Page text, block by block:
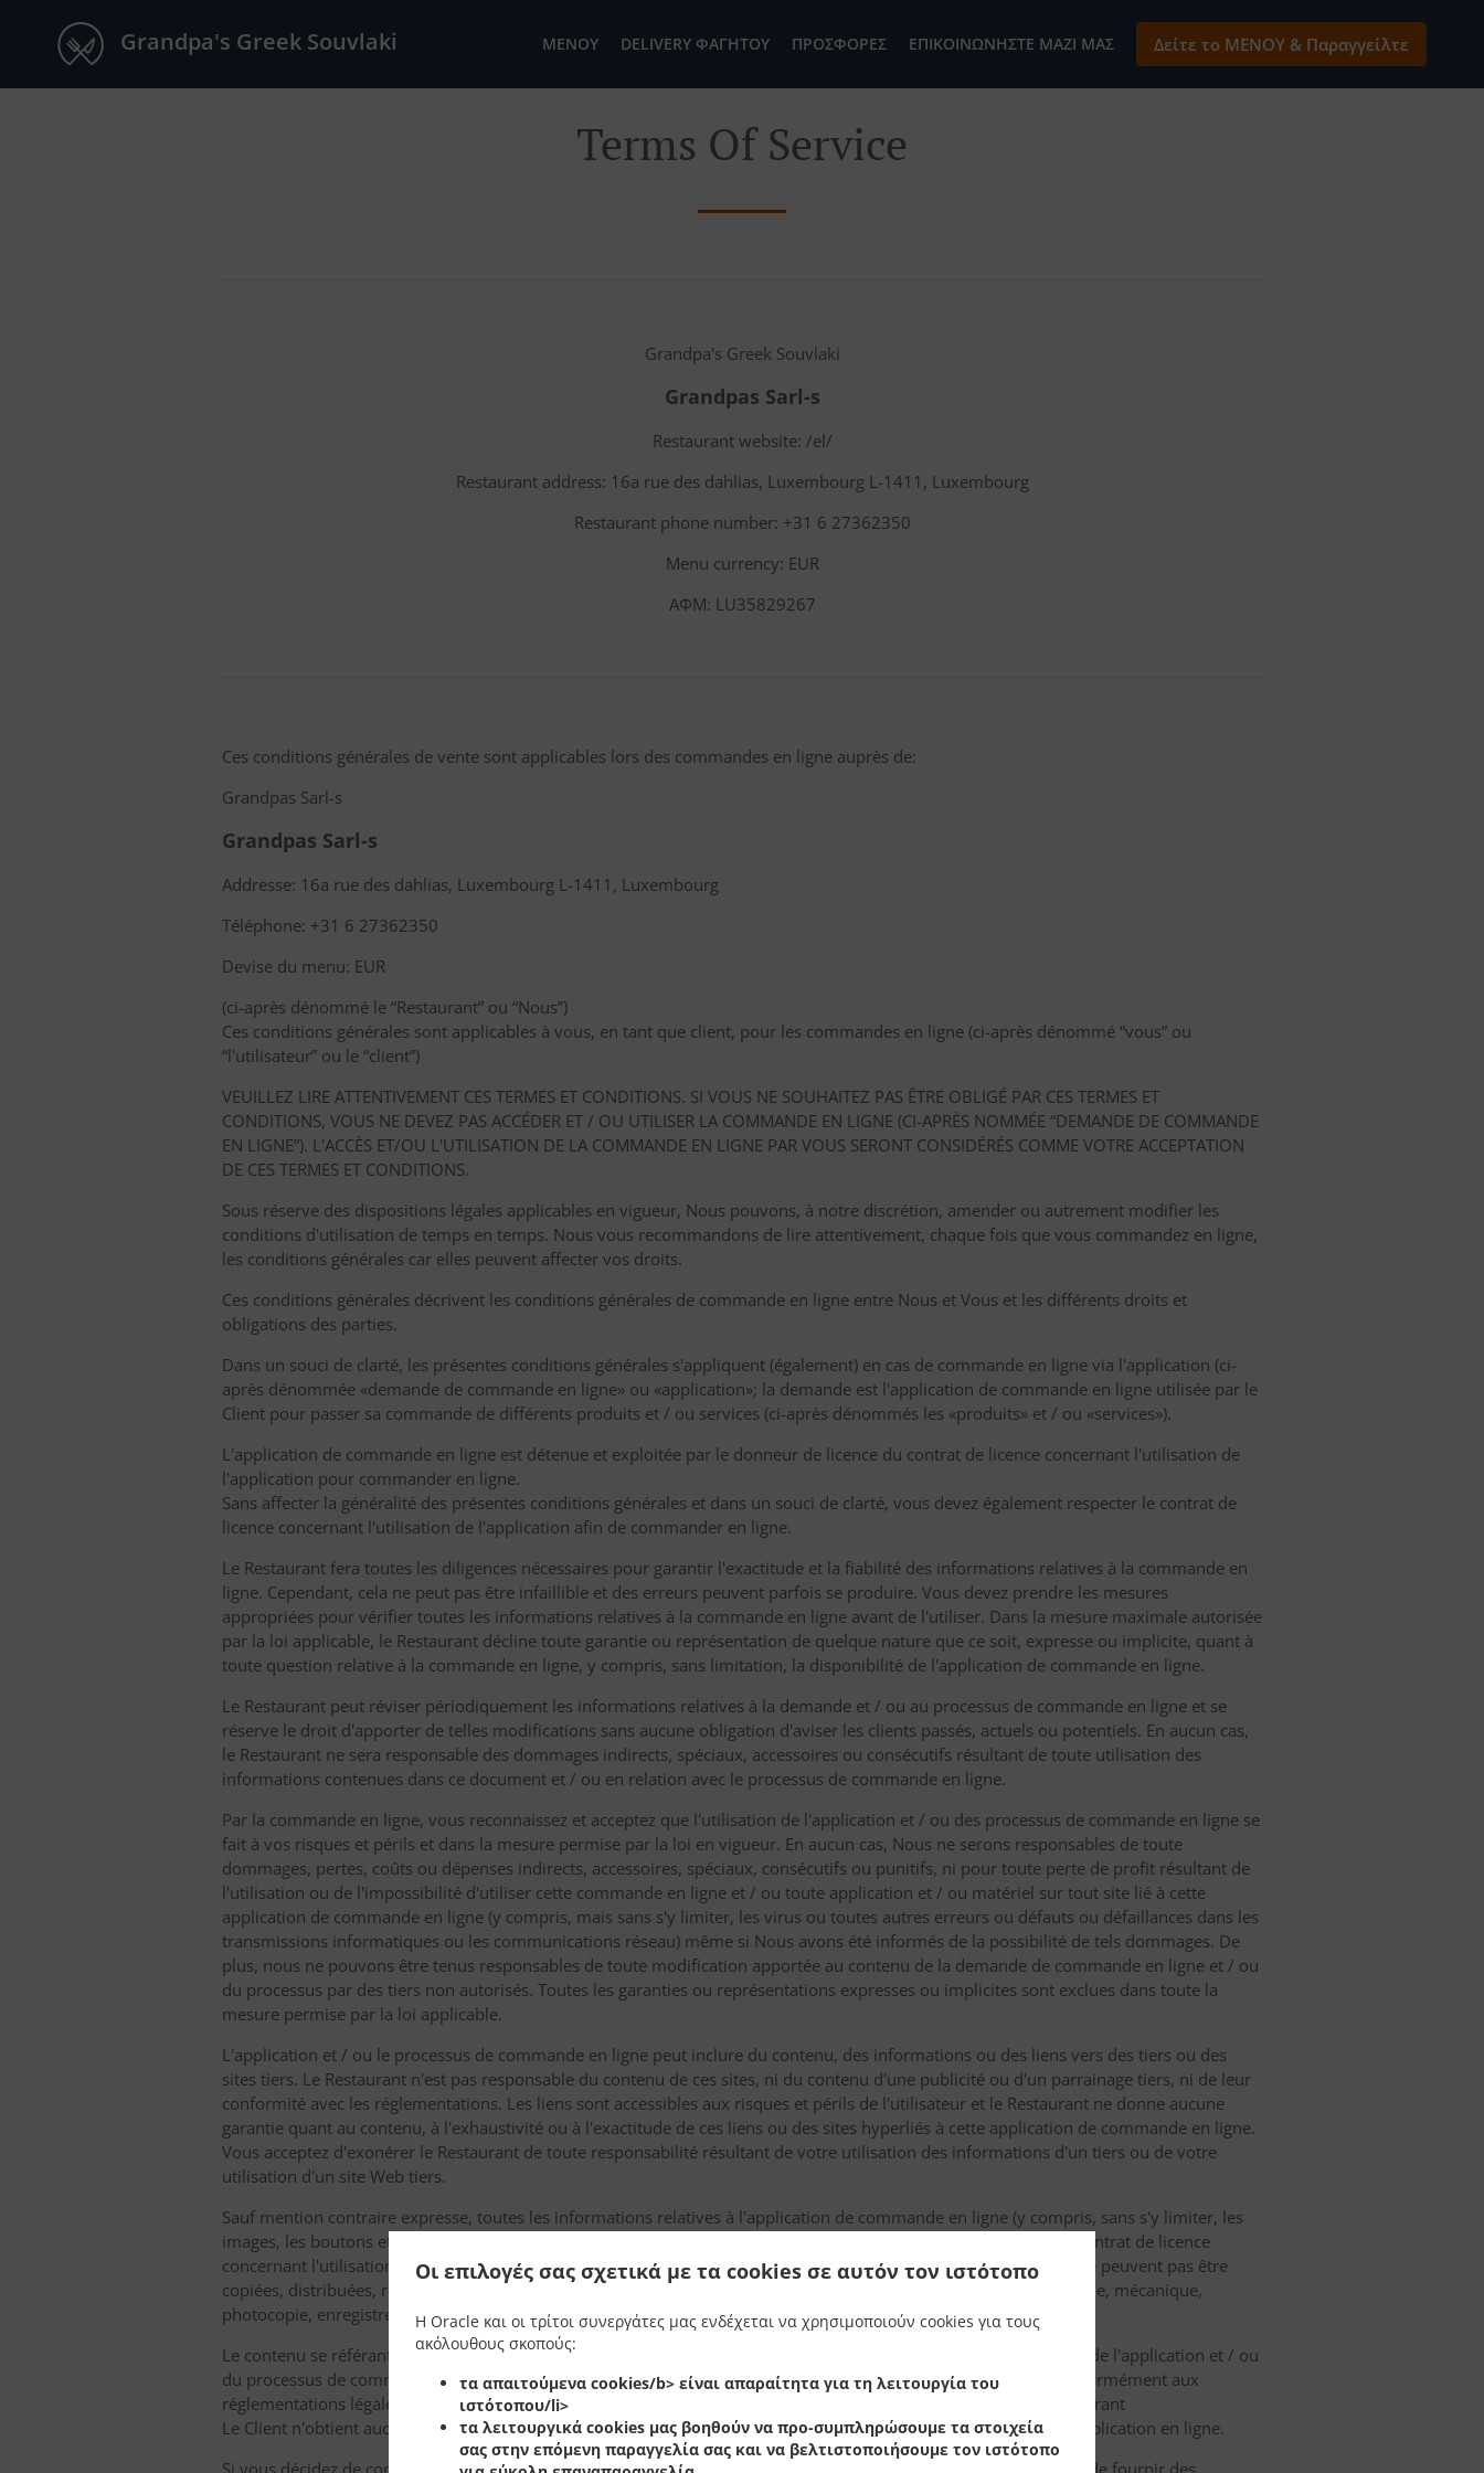
Οι επιλογές σας σχετικά με τα cookies σε αυτόν τον ιστότοπο
Η Oracle και οι τρίτοι συνεργάτες μας ενδέχεται να χρησιμοποιούν cookies για τους
ακόλουθους σκοπούς:
τα απαιτούμενα cookies/b> είναι απαραίτητα για τη λειτουργία του
ιστότοπου/li>
τα λειτουργικά cookies μας βοηθούν να προ-συμπληρώσουμε τα στοιχεία
σας στην επόμενη παραγγελία σας και να βελτιστοποιήσουμε τον ιστότοπο
Grandpa's Greek Souvlaki ΜΕΝΟΎ DELIVERY ΦΑΓΗΤΟΎ ΠΡΟΣΦΟΡΈΣ ΕΠΙΚΟΙΝΩΝΉΣΤΕ ΜΑΖΊ ΜΑΣ Δείτε το ΜΕΝΟΥ & Παραγγείλτε
Terms Of Service
Grandpa's Greek Souvlaki
Grandpas Sarl-s
Restaurant website: /el/
Restaurant address: 16a rue des dahlias, Luxembourg L-1411, Luxembourg
Restaurant phone number: +31 6 27362350
Menu currency: EUR
ΑΦΜ: LU35829267
Ces conditions générales de vente sont applicables lors des commandes en ligne auprès de:
Grandpas Sarl-s
Grandpas Sarl-s
Addresse: 16a rue des dahlias, Luxembourg L-1411, Luxembourg
Téléphone: +31 6 27362350
Devise du menu: EUR
(ci-après dénommé le “Restaurant” ou “Nous”)
Ces conditions générales sont applicables à vous, en tant que client, pour les commandes en ligne (ci-après dénommé “vous” ou
“l'utilisateur” ou le “client”)
VEUILLEZ LIRE ATTENTIVEMENT CES TERMES ET CONDITIONS. SI VOUS NE SOUHAITEZ PAS ÊTRE OBLIGÉ PAR CES TERMES ET
CONDITIONS, VOUS NE DEVEZ PAS ACCÉDER ET / OU UTILISER LA COMMANDE EN LIGNE (CI-APRÈS NOMMÉE “DEMANDE DE COMMANDE
EN LIGNE”). L'ACCÈS ET/OU L'UTILISATION DE LA COMMANDE EN LIGNE PAR VOUS SERONT CONSIDÉRÉS COMME VOTRE ACCEPTATION
DE CES TERMES ET CONDITIONS.
Sous réserve des dispositions légales applicables en vigueur, Nous pouvons, à notre discrétion, amender ou autrement modifier les
conditions d'utilisation de temps en temps. Nous vous recommandons de lire attentivement, chaque fois que vous commandez en ligne,
les conditions générales car elles peuvent affecter vos droits.
Ces conditions générales décrivent les conditions générales de commande en ligne entre Nous et Vous et les différents droits et
obligations des parties.
Dans un souci de clarté, les présentes conditions générales s'appliquent (également) en cas de commande en ligne via l'application (ci-
après dénommée «demande de commande en ligne» ou «application»; la demande est l'application de commande en ligne utilisée par le
Client pour passer sa commande de différents produits et / ou services (ci-après dénommés les «produits» et / ou «services»).
L'application de commande en ligne est détenue et exploitée par le donneur de licence du contrat de licence concernant l'utilisation de
l'application pour commander en ligne.
Sans affecter la généralité des présentes conditions générales et dans un souci de clarté, vous devez également respecter le contrat de
licence concernant l'utilisation de l'application afin de commander en ligne.
Le Restaurant fera toutes les diligences nécessaires pour garantir l'exactitude et la fiabilité des informations relatives à la commande en
ligne. Cependant, cela ne peut pas être infaillible et des erreurs peuvent parfois se produire. Vous devez prendre les mesures
appropriées pour vérifier toutes les informations relatives à la commande en ligne avant de l'utiliser. Dans la mesure maximale autorisée
par la loi applicable, le Restaurant décline toute garantie ou représentation de quelque nature que ce soit, expresse ou implicite, quant à
toute question relative à la commande en ligne, y compris, sans limitation, la disponibilité de l'application de commande en ligne.
Le Restaurant peut réviser périodiquement les informations relatives à la demande et / ou au processus de commande en ligne et se
réserve le droit d'apporter de telles modifications sans aucune obligation d'aviser les clients passés, actuels ou potentiels. En aucun cas,
le Restaurant ne sera responsable des dommages indirects, spéciaux, accessoires ou consécutifs résultant de toute utilisation des
informations contenues dans ce document et / ou en relation avec le processus de commande en ligne.
Par la commande en ligne, vous reconnaissez et acceptez que l'utilisation de l'application et / ou des processus de commande en ligne se
fait à vos risques et périls et dans la mesure permise par la loi en vigueur. En aucun cas, Nous ne serons responsables de toute
dommages, pertes, coûts ou dépenses indirects, accessoires, spéciaux, consécutifs ou punitifs, ni pour toute perte de profit résultant de
l'utilisation ou de l'impossibilité d'utiliser cette commande en ligne et / ou toute application et / ou matériel sur tout site lié à cette
application de commande en ligne (y compris, mais sans s'y limiter, les virus ou toutes autres erreurs ou défauts ou défaillances dans les
transmissions informatiques ou les communications réseau) même si Nous avons été informés de la possibilité de tels dommages. De
plus, nous ne pouvons être tenus responsables de toute modification apportée au contenu de la demande de commande en ligne et / ou
du processus par des tiers non autorisés. Toutes les garanties ou représentations expresses ou implicites sont exclues dans toute la
mesure permise par la loi applicable.
L'application et / ou le processus de commande en ligne peut inclure du contenu, des informations ou des liens vers des tiers ou des
sites tiers. Le Restaurant n'est pas responsable du contenu de ces sites, ni du contenu d'une publicité ou d'un parrainage tiers, ni de leur
conformité avec les réglementations. Les liens sont accessibles aux risques et périls de l'utilisateur et le Restaurant ne donne aucune
garantie quant au contenu, à l'exhaustivité ou à l'exactitude de ces liens ou des sites hyperliés à cette application de commande en ligne.
Vous acceptez d'exonérer le Restaurant de toute responsabilité résultant de votre utilisation des informations d'un tiers ou de votre
utilisation d'un site Web tiers.
Sauf mention contraire expresse, toutes les informations relatives à l'application de commande en ligne (y compris, sans s'y limiter, les
images, les boutons et le texte) sont la propriété et / ou disponibles avec l'autorisation du donneur de licence du contrat de licence
concernant l'utilisation de l'application afin de commander en ligne, qui détient des droits d'utilisation sur eux et ne peuvent pas être
copiées, distribuées, reproduites ou transmises sous quelque forme ou par quelque moyen que ce soit, électronique, mécanique,
photocopie, enregistrement ou autre, sans son autorisation écrite préalable.
Le contenu se référant à des produits spécifiques (par exemple les produits alimentaires), la disposition des textes de l'application et / ou
du processus de commande en ligne, les marques de commerce et tout autre contenu, est exclusif et protégé conformément aux
réglementations légales en vigueur et ne peut en aucun cas être utilisé sans l'autorisation écrite expresse du Restaurant
Le Client n'obtient aucune licence ni aucun droit concernant les informations relatives à la commande et / ou à l'application en ligne.
Si vous décidez de commander en ligne à l'aide de l'application de commande en ligne, il peut vous être demandé de fournir des